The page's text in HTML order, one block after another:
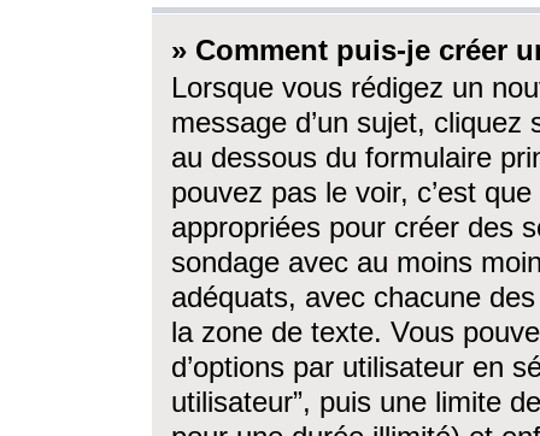
» Comment puis-je créer
Lorsque vous rédigez un
message d’un sujet, cliquez
au dessous du formulaire
pouvez pas le voir, c’est
appropriées pour créer des
sondage avec au moins
adéquats, avec chacune
la zone de texte. Vous
d’options par utilisateur en
utilisateur”, puis une limite